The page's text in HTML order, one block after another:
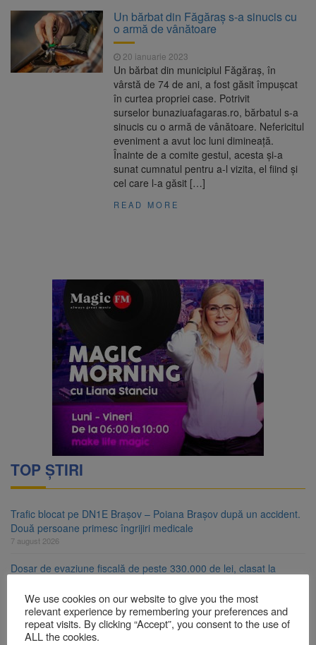
Piața Star din Brașov au fost demolate
7 august 2026
Platforma Belvedere de pe
Tâmpa intră în renovare. Contract de peste 1
milion de lei și termen de trei luni
Unul dintre cele mai mari
parcuri ale Brașovului va fi amenajat în
Bartolomeu-Avantgarden. Contractul a fost
Trafic blocat pe DN1E Brașov
– Poiana Brașov după un accident. Două
persoane primesc îngrijiri medicale
Un bărbat din Făgăraș s-a sinucis cu
o armă de vânătoare
20 ianuarie 2023
Un bărbat din municipiul Făgăraș, în
vârstă de 74 de ani, a fost găsit împușcat
în curtea propriei case. Potrivit
surselor bunaziuafagaras.ro, bărbatul s-a
sinucis cu o armă de vânătoare. Nefericitul
eveniment a avut loc luni dimineață.
Înainte de a comite gestul, acesta și-a
sunat cumnatul pentru a-l vizita, el fiind și
cel care l-a găsit […]
READ MORE
TOP ȘTIRI
Trafic blocat pe DN1E Brașov – Poiana Brașov după un accident.
Două persoane primesc îngrijiri medicale
7 august 2026
Dosar de evaziune fiscală de peste 330.000 de lei, clasat la
7 august 2026
Primăria Brașov amenință cu sistarea plăților către Brai-Cata și
Comprest. Motivul: platforme de gunoi neigienizate
We use cookies on our website to give you the most
relevant experience by remembering your preferences and
repeat visits. By clicking “Accept”, you consent to the use of
ALL the cookies.